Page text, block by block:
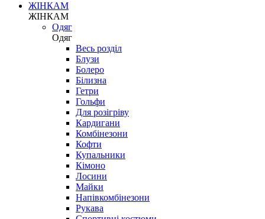
ЖІНКАМ
ЖІНКАМ
Одяг
Одяг
Весь розділ
Блузи
Болеро
Білизна
Гетри
Гольфи
Для розігріву
Кардигани
Комбінезони
Кофти
Купальники
Кімоно
Лосини
Майки
Напівкомбінезони
Рукава